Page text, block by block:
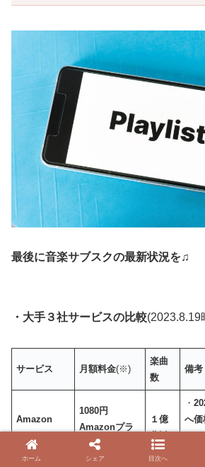
最後に音楽サブスクの最新状況を♫
・大手３社サービスの比較(2023.8.19
サービス 月額料金(※)
楽曲
数
備考
Amazon
Unlimited
1080円
Amazonプラ
イム会員は980
円
１億
上
・
へ価
ム
ホーム シェア 目次へ